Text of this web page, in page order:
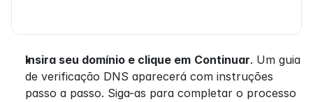
Insira seu domínio e clique em Continuar. Um guia
de verificação DNS aparecerá com instruções
passo a passo. Siga-as para completar o processo